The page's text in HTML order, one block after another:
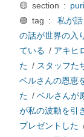
🟡 section :
🟢 tag :
私が
の話が世界の入
ている / アキヒ
た / スタッフた
ベルさんの恩恵
た / ベルさんが
が私の波動を引
プレゼントした